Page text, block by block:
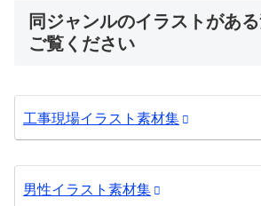
同ジャンルのイラストがあ
ご覧ください
工事現場イラスト素材集
男性イラスト素材集